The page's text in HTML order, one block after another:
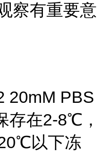
察有重要意
20mM PBS
在2-8℃，
以下冻